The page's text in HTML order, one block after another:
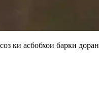
ки асбобхои барки доран